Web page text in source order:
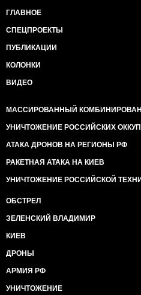
ГЛАВНОЕ
СПЕЦПРОЕКТЫ
ПУБЛИКАЦИИ
КОЛОНКИ
ВИДЕО
МАССИРОВАННЫЙ
УНИЧТОЖЕНИЕ РОССИЙСКИХ
АТАКА ДРОНОВ НА РЕГИОНЫ РФ
РАКЕТНАЯ АТАКА НА КИЕВ
УНИЧТОЖЕНИЕ РОССИЙСКОЙ
ОБСТРЕЛ
ЗЕЛЕНСКИЙ ВЛАДИМИР
КИЕВ
ДРОНЫ
АРМИЯ РФ
УНИЧТОЖЕНИЕ